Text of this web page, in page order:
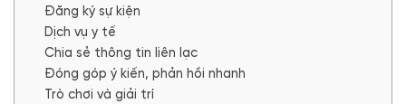
Đăng ký sự kiện
Dịch vụ y tế
Chia sẻ thông tin liên lạc
Đóng góp ý kiến, phản hồi nhanh
Trò chơi và giải trí